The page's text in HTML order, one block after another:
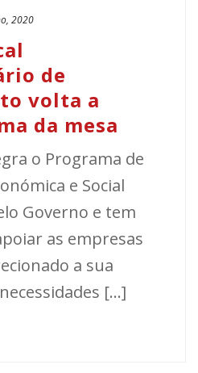
2020
de
volta a
da mesa
o Programa de
e Social
Governo e tem
as empresas
a sua
[...]